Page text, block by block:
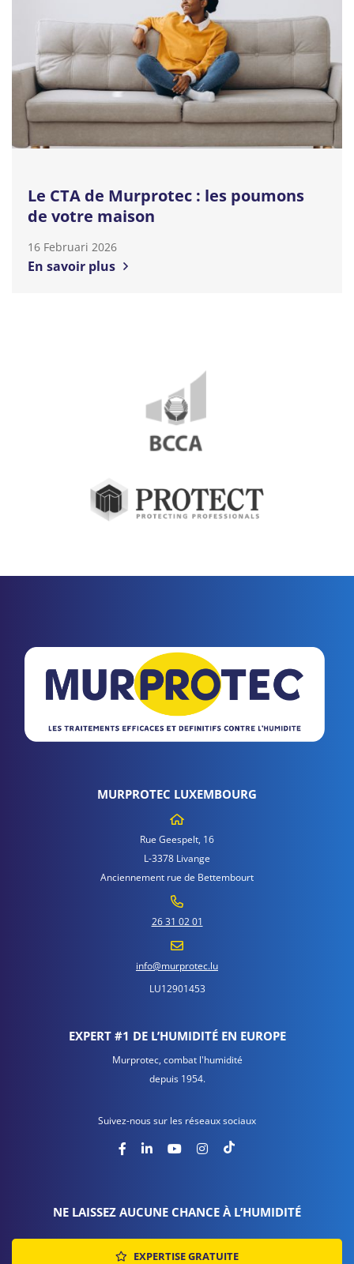
Le CTA de Murprotec : les poumons
de votre maison
16 Februari 2026
En savoir plus
MURPROTEC LUXEMBOURG
Rue Geespelt, 16
L-3378 Livange
Anciennement rue de Bettembourt
26 31 02 01
info@murprotec.lu
LU12901453
EXPERT #1 DE L’HUMIDITÉ EN EUROPE
Murprotec, combat l'humidité
depuis 1954.
Suivez-nous sur les réseaux sociaux
NE LAISSEZ AUCUNE CHANCE À L’HUMIDITÉ
EXPERTISE GRATUITE